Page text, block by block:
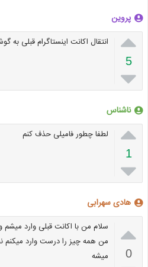
پروین

5

انتقال اکانت اینستاگرام قبلی
ناشناس

1

لطفا چطور فامیلی حذف کنم
هادی سهرابی

0
سلام من با اکانت قبلی وارد میشم
من همه چیز را درست وارد میکنم
میشه